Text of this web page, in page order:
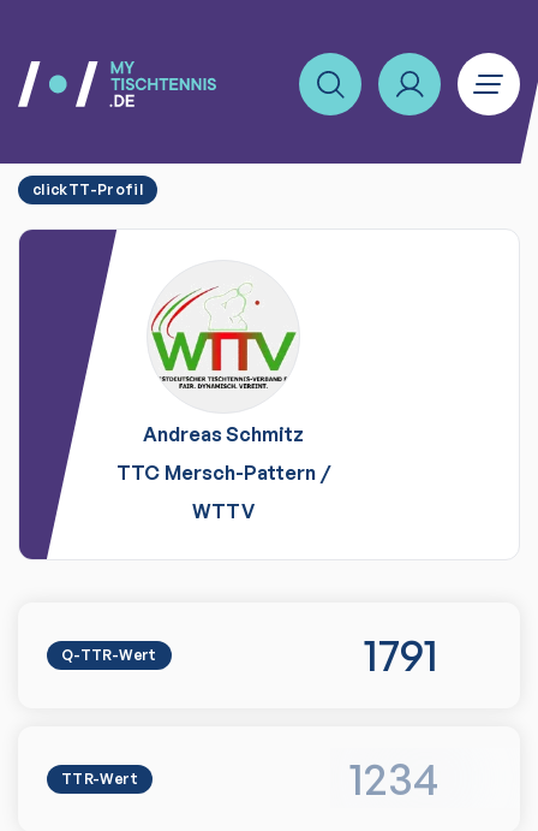
clickTT-Profil
Andreas Schmitz
TTC Mersch-Pattern /
WTTV
Q-TTR-Wert 1791
TTR-Wert 1234